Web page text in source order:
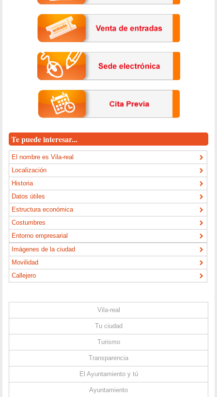
Te puede interesar...
El nombre es Vila-real
Localización
Historia
Datos útiles
Estructura económica
Costumbres
Entorno empresarial
Imágenes de la ciudad
Movilidad
Callejero
Vila-real
Tu ciudad
Turismo
Transparencia
El Ayuntamiento y tú
Ayuntamiento